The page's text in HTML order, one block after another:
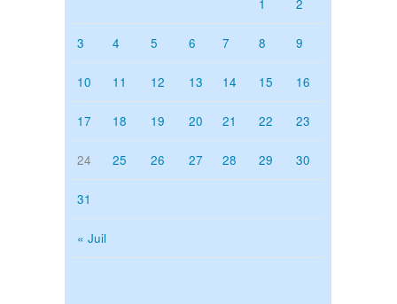
« Juil
1 2
3 4 5 6 7 8 9
10 11 12 13 14 15 16
17 18 19 20 21 22 23
24 25 26 27 28 29 30
31